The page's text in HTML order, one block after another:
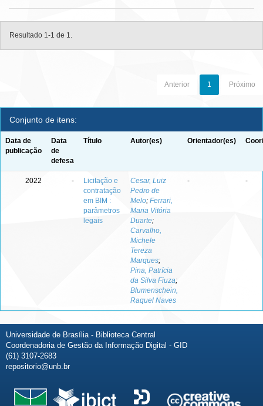
Resultado 1-1 de 1.
Anterior 1 Próximo
Conjunto de itens:
Data de
publicação
Data
de
defesa
Título Autor(es) Orientador(es)
2022 -
Licitação e
contratação
em BIM :
parâmetros
legais
Cesar, Luiz
Pedro de
Melo; Ferrari,
Maria Vitória
Duarte;
Carvalho,
Michele
Tereza
Marques;
Pina, Patrícia
da Silva Fiuza;
Blumenschein,
Raquel Naves
- -
Universidade de Brasília - Biblioteca Central
Coordenadoria de Gestão da Informação Digital - GID
(61) 3107-2683
repositorio@unb.br